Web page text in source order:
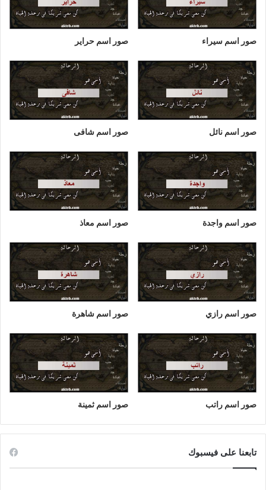
صور اسم سيراء صور اسم حراير
صور اسم نائل صور اسم شافى
صور اسم واجدة صور اسم معاذ
صور اسم رازي صور اسم شاهرة
صور اسم راتب صور اسم ثمينة
تابعنا على فيسبوك